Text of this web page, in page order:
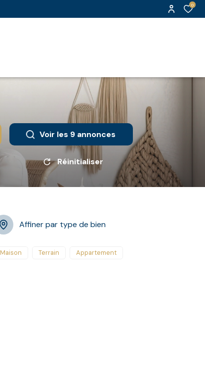
0
Voir les 9 annonces
Réinitialiser
Affiner par type de bien
Maison Terrain Appartement